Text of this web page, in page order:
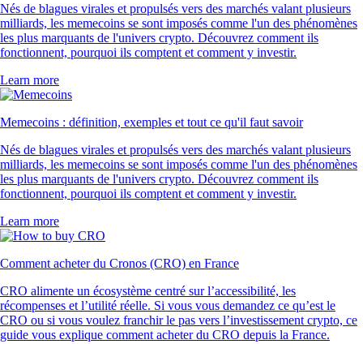
Nés de blagues virales et propulsés vers des marchés valant plusieurs
milliards, les memecoins se sont imposés comme l'un des phénomènes
les plus marquants de l'univers crypto. Découvrez comment ils
fonctionnent, pourquoi ils comptent et comment y investir.
Learn more
Memecoins : définition, exemples et tout ce qu'il faut savoir
Nés de blagues virales et propulsés vers des marchés valant plusieurs
milliards, les memecoins se sont imposés comme l'un des phénomènes
les plus marquants de l'univers crypto. Découvrez comment ils
fonctionnent, pourquoi ils comptent et comment y investir.
Learn more
Comment acheter du Cronos (CRO) en France
CRO alimente un écosystème centré sur l’accessibilité, les
récompenses et l’utilité réelle. Si vous vous demandez ce qu’est le
CRO ou si vous voulez franchir le pas vers l’investissement crypto, ce
guide vous explique comment acheter du CRO depuis la France.